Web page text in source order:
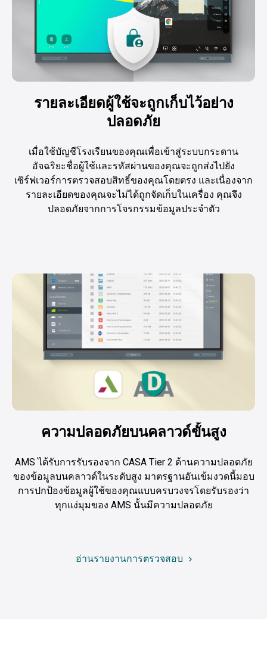
รายละเอียดผู้ใช้จะถูกเก็บไว้อย่าง
ปลอดภัย
เมื่อใช้บัญชีโรงเรียนของคุณเพื่อเข้าสู่ระบบกระดาน
อัจฉริยะชื่อผู้ใช้และรหัสผ่านของคุณจะถูกส่งไปยัง
เซิร์ฟเวอร์การตรวจสอบสิทธิ์ของคุณโดยตรง และเนื่องจาก
รายละเอียดของคุณจะไม่ได้ถูกจัดเก็บในเครื่อง คุณจึง
ปลอดภัยจากการโจรกรรมข้อมูลประจำตัว
ความปลอดภัยบนคลาวด์ขั้นสูง
AMS ได้รับการรับรองจาก CASA Tier 2 ด้านความปลอดภัย
ของข้อมูลบนคลาวด์ในระดับสูง มาตรฐานอันเข้มงวดนี้มอบ
การปกป้องข้อมูลผู้ใช้ของคุณแบบครบวงจรโดยรับรองว่า
อ่านรายงานการตรวจสอบ